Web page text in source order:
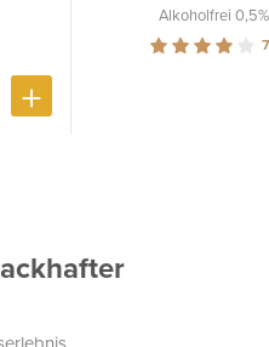
Alkoholfrei 0,5%